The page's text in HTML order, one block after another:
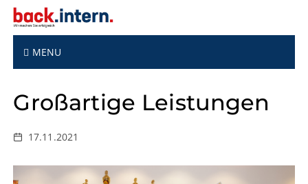
MENU
Großartige Leistungen
17.11.2021